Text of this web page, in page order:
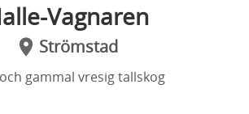
Vagnaren
Strömstad
gammal vresig tallskog